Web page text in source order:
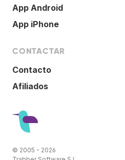
App Android
App iPhone
CONTACTAR
Contacto
Afiliados
© 2005 - 2026